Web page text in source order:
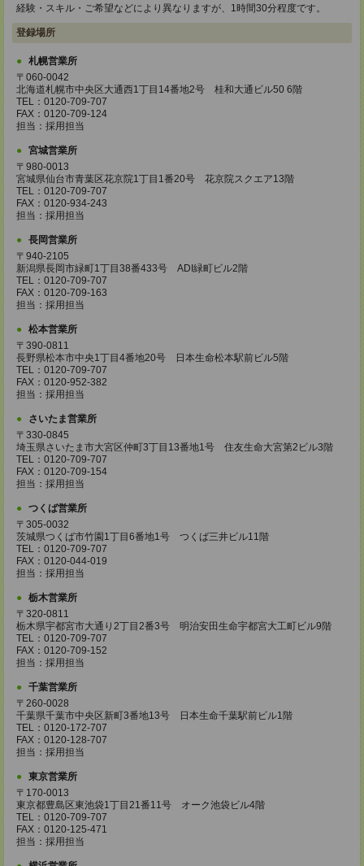
経験・スキル・ご希望などにより異なりますが、1時間30分程度です。
登録場所
札幌営業所
〒060-0042
北海道札幌市中央区大通西1丁目14番地2号 桂和大通ビル50 6階
TEL：0120-709-707
FAX：0120-709-124
担当：採用担当
宮城営業所
〒980-0013
宮城県仙台市青葉区花京院1丁目1番20号 花京院スクエア13階
TEL：0120-709-707
FAX：0120-934-243
担当：採用担当
長岡営業所
〒940-2105
新潟県長岡市緑町1丁目38番433号 ADI緑町ビル2階
TEL：0120-709-707
FAX：0120-709-163
担当：採用担当
松本営業所
〒390-0811
長野県松本市中央1丁目4番地20号 日本生命松本駅前ビル5階
TEL：0120-709-707
FAX：0120-952-382
担当：採用担当
さいたま営業所
〒330-0845
埼玉県さいたま市大宮区仲町3丁目13番地1号 住友生命大宮第2ビル3階
TEL：0120-709-707
FAX：0120-709-154
担当：採用担当
つくば営業所
〒305-0032
茨城県つくば市竹園1丁目6番地1号 つくば三井ビル11階
TEL：0120-709-707
FAX：0120-044-019
担当：採用担当
栃木営業所
〒320-0811
栃木県宇都宮市大通り2丁目2番3号 明治安田生命宇都宮大工町ビル9階
TEL：0120-709-707
FAX：0120-709-152
担当：採用担当
千葉営業所
〒260-0028
千葉県千葉市中央区新町3番地13号 日本生命千葉駅前ビル1階
TEL：0120-172-707
FAX：0120-128-707
担当：採用担当
東京営業所
〒170-0013
東京都豊島区東池袋1丁目21番11号 オーク池袋ビル4階
TEL：0120-709-707
FAX：0120-125-471
担当：採用担当